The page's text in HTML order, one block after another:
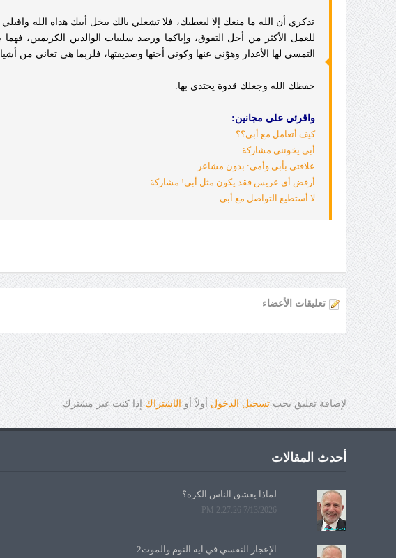
تذكري أن الله ما منعك إلا ليعطيك، فلا تشغلي بالك ببخل أبيك هداه الله
للعمل الأكثر من أجل التفوق، وإياكما ورصد سلبيات الوالدين الكريمين،
التمسي لها الأعذار وهوّني عنها وكوني أختها وصديقتها، فلربما هي تعاني من
حفظك الله وجعلك قدوة يحتذى بها.
واقرئي على مجانين:
كيف أتعامل مع أبي؟؟
أبي يخونني مشاركة
علاقتي بأبي وأمي: بدون مشاعر
أرفض أي عريس فقد يكون مثل أبي! مشاركة
لا أستطيع التواصل مع أبي
تعليقات الأعضاء
لإضافة تعليق يجبتسجيل الدخول أولاً أوالاشتراكإذا كنت غير مشترك
أحدث المقالات
لماذا يعشق الناس الكرة؟
7/13/2026 2:27:26 PM
الإعجاز النفسي في آية النوم والموت2